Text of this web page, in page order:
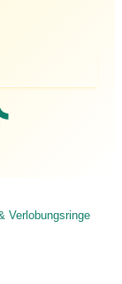
Verlobungsringe